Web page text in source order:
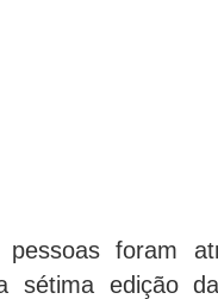
pessoas foram
sétima edição